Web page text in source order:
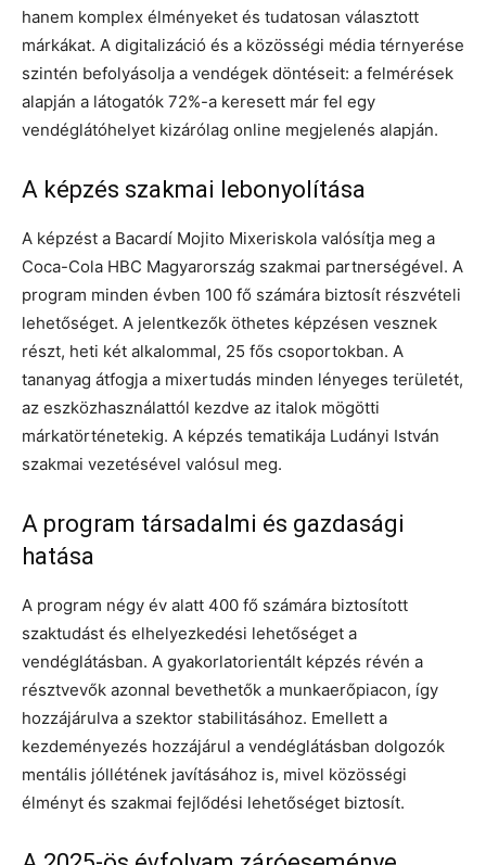
hanem komplex élményeket és tudatosan választott
márkákat. A digitalizáció és a közösségi média térnyerése
szintén befolyásolja a vendégek döntéseit: a felmérések
alapján a látogatók 72%-a keresett már fel egy
vendéglátóhelyet kizárólag online megjelenés alapján.
A képzés szakmai lebonyolítása
A képzést a Bacardí Mojito Mixeriskola valósítja meg a
Coca-Cola HBC Magyarország szakmai partnerségével. A
program minden évben 100 fő számára biztosít részvételi
lehetőséget. A jelentkezők öthetes képzésen vesznek
részt, heti két alkalommal, 25 fős csoportokban. A
tananyag átfogja a mixertudás minden lényeges területét,
az eszközhasználattól kezdve az italok mögötti
márkatörténetekig. A képzés tematikája Ludányi István
szakmai vezetésével valósul meg.
A program társadalmi és gazdasági
hatása
A program négy év alatt 400 fő számára biztosított
szaktudást és elhelyezkedési lehetőséget a
vendéglátásban. A gyakorlatorientált képzés révén a
résztvevők azonnal bevethetők a munkaerőpiacon, így
hozzájárulva a szektor stabilitásához. Emellett a
kezdeményezés hozzájárul a vendéglátásban dolgozók
mentális jóllétének javításához is, mivel közösségi
élményt és szakmai fejlődési lehetőséget biztosít.